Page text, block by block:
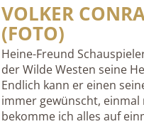
VOLKER
(FOTO)
Heine-Freund
der Wilde Westen seine
Endlich kann er einen
immer gewünscht,
bekomme ich alles auf